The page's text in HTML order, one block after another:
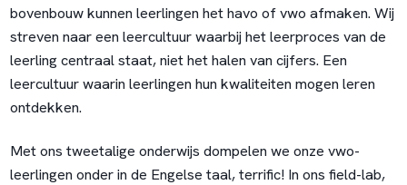
bovenbouw kunnen leerlingen het havo of vwo afmaken. Wij
streven naar een leercultuur waarbij het leerproces van de
leerling centraal staat, niet het halen van cijfers. Een
leercultuur waarin leerlingen hun kwaliteiten mogen leren
ontdekken.
Met ons tweetalige onderwijs dompelen we onze vwo-
leerlingen onder in de Engelse taal, terrific! In ons field-lab,